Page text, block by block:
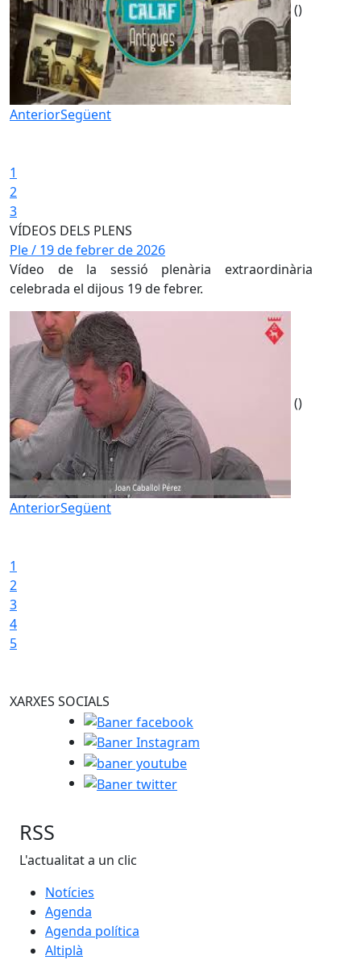
()
AnteriorSegüent
1
2
3
VÍDEOS DELS PLENS
Ple / 19 de febrer de 2026
Vídeo de la sessió plenària extraordinària
celebrada el dijous 19 de febrer.
()
AnteriorSegüent
1
2
3
4
5
XARXES SOCIALS
Baner facebook
Baner Instagram
baner youtube
Baner twitter
RSS
L'actualitat a un clic
Notícies
Agenda
Agenda política
Altiplà